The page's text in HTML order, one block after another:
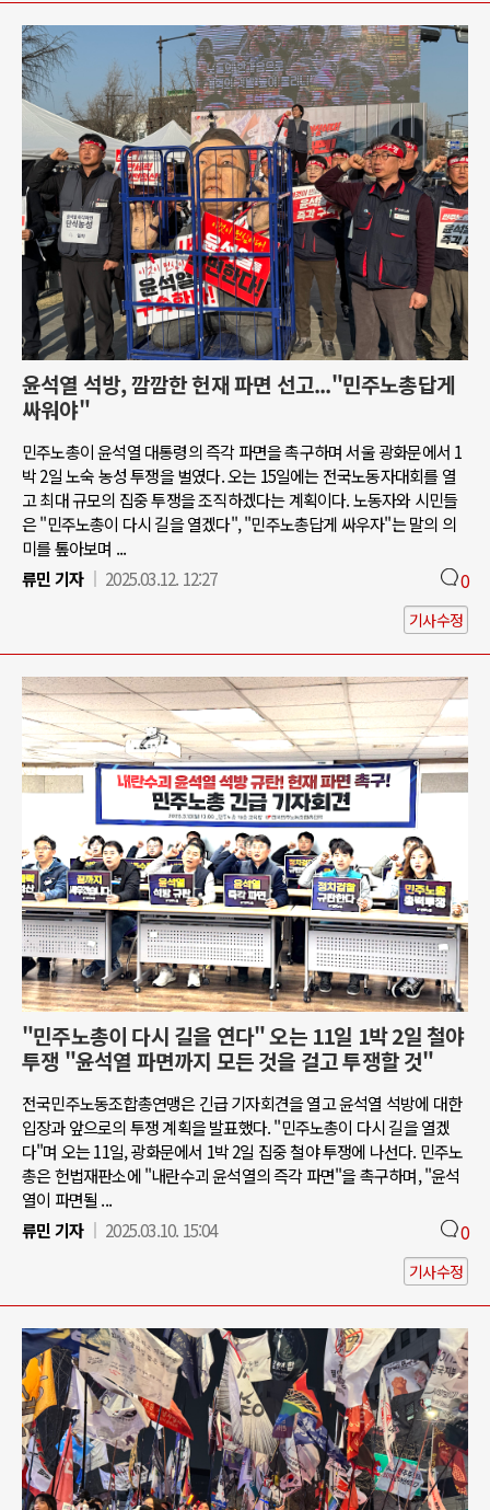
윤석열 석방, 깜깜한 헌재 파면 선고..."민주노총답게
싸워야"
민주노총이 윤석열 대통령의 즉각 파면을 촉구하며 서울 광화문에서 1
박 2일 노숙 농성 투쟁을 벌였다. 오는 15일에는 전국노동자대회를 열
고 최대 규모의 집중 투쟁을 조직하겠다는 계획이다. 노동자와 시민들
은 "민주노총이 다시 길을 열겠다", "민주노총답게 싸우자"는 말의 의
미를 톺아보며 ...
류민 기자
2025.03.12. 12:27 0
기사수정
"민주노총이 다시 길을 연다" 오는 11일 1박 2일 철야
투쟁 "윤석열 파면까지 모든 것을 걸고 투쟁할 것"
전국민주노동조합총연맹은 긴급 기자회견을 열고 윤석열 석방에 대한
입장과 앞으로의 투쟁 계획을 발표했다. "민주노총이 다시 길을 열겠
다"며 오는 11일, 광화문에서 1박 2일 집중 철야 투쟁에 나선다. 민주노
총은 헌법재판소에 "내란수괴 윤석열의 즉각 파면"을 촉구하며, "윤석
열이 파면될 ...
류민 기자
2025.03.10. 15:04 0
기사수정